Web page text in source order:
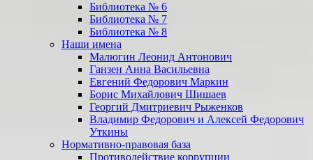
Библиотека № 6
Библиотека № 7
Библиотека № 8
Наши имена
Малюгин Леонид Антонович
Ганзен Анна Васильевна
Евгений Федорович Маркин
Борис Михайлович Шишаев
Георгий Дмитриевич Рыженков
Владимир Федорович и Алексей Федорович
Уткины
Нормативно-правовая база
Противодействие коррупции